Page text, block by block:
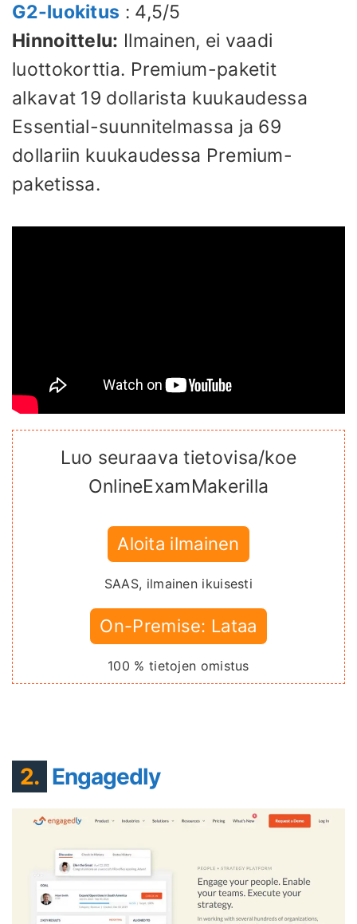
G2-luokitus : 4,5/5
Hinnoittelu: Ilmainen, ei vaadi
luottokorttia. Premium-paketit
alkavat 19 dollarista kuukaudessa
Essential-suunnitelmassa ja 69
dollariin kuukaudessa Premium-
paketissa.
Luo seuraava tietovisa/koe
OnlineExamMakerilla
Aloita ilmainen
SAAS, ilmainen ikuisesti
On-Premise: Lataa
100 % tietojen omistus
2. Engagedly